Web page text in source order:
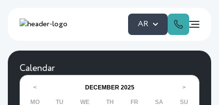
AR
Calendar
< DECEMBER 2025 >
MO TU WE TH FR SA
SU